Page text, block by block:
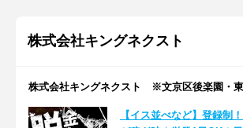
株式会社キングネクスト
株式会社キングネクスト ※文京区後楽園・
【イス並べなど】登録制